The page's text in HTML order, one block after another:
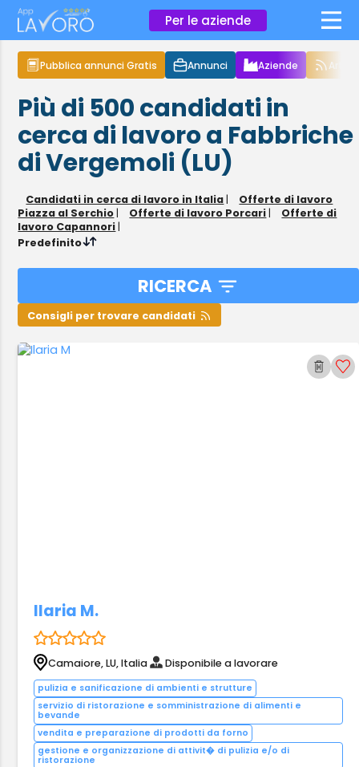
Per le aziende ×
Pubblica annunci Gratis Annunci Aziende
Più di 500candidati in
cerca di lavoroa Fabbriche
di Vergemoli (LU)
Candidati in cerca di lavoro in Italia |
Offerte di lavoro
Piazza al Serchio | Offerte di lavoro Porcari |
Offerte di
lavoro Capannori |
Predefinito
RICERCA
Consigli per trovare candidati
Ilaria M.
Camaiore, LU, Italia Disponibile a lavorare
pulizia e sanificazione di ambienti e strutture
servizio di ristorazione e somministrazione di alimenti e
bevande
vendita e preparazione di prodotti da forno
gestione e organizzazione di attivit� di pulizia e/o di
ristorazione